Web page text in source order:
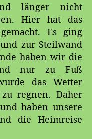
länger nicht
Hier hat das
Es ging
zur Steilwand
haben wir die
nur zu Fuß
das Wetter
regnen. Daher
haben unsere
die Heimreise